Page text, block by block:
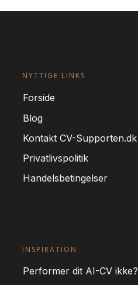
NYTTIGE LINKS
Forside
Blog
Kontakt CV-Supporten.dk
Privatlivspolitik
Handelsbetingelser
INSPIRATION
Performer dit AI-CV ikke?